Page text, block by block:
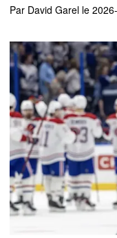
Par David Garel le